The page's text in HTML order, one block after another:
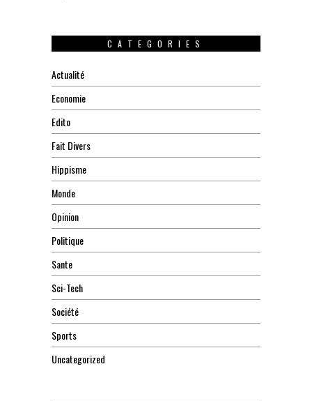
CATEGORIES
Actualité
Economie
Edito
Fait Divers
Hippisme
Monde
Opinion
Politique
Sante
Sci-Tech
Société
Sports
Uncategorized